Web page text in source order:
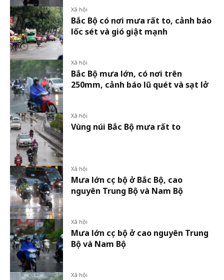
Xã hội
Bắc Bộ có nơi mưa rất to, cảnh báo
lốc sét và gió giật mạnh
Xã hội
Bắc Bộ mưa lớn, có nơi trên
250mm, cảnh báo lũ quét và sạt lở
Xã hội
Vùng núi Bắc Bộ mưa rất to
Xã hội
Mưa lớn cục bộ ở Bắc Bộ, cao
nguyên Trung Bộ và Nam Bộ
Xã hội
Mưa lớn cục bộ ở cao nguyên Trung
Bộ và Nam Bộ
Xã hội